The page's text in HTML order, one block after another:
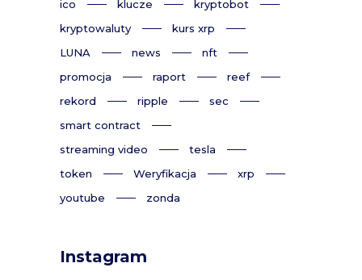
ico
klucze
kryptobot
kryptowaluty
kurs xrp
LUNA
news
nft
promocja
raport
reef
rekord
ripple
sec
smart contract
streaming video
tesla
token
Weryfikacja
xrp
youtube
zonda
Instagram